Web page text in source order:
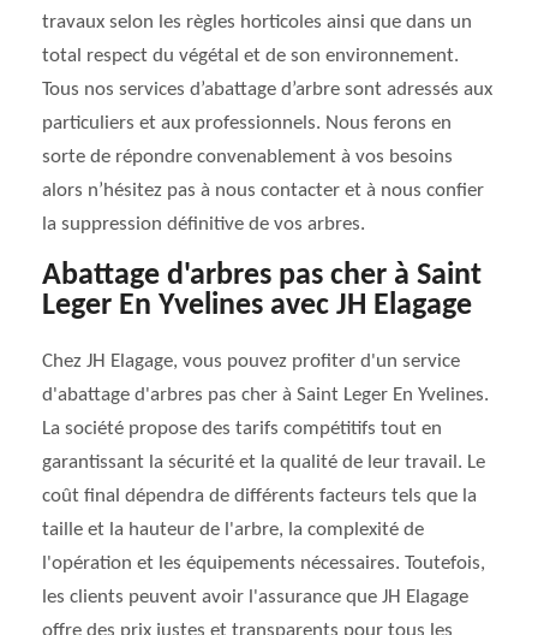
travaux selon les règles horticoles ainsi que dans un
total respect du végétal et de son environnement.
Tous nos services d’abattage d’arbre sont adressés aux
particuliers et aux professionnels. Nous ferons en
sorte de répondre convenablement à vos besoins
alors n’hésitez pas à nous contacter et à nous confier
la suppression définitive de vos arbres.
Abattage d'arbres pas cher à Saint
Leger En Yvelines avec JH Elagage
Chez JH Elagage, vous pouvez profiter d'un service
d'abattage d'arbres pas cher à Saint Leger En Yvelines.
La société propose des tarifs compétitifs tout en
garantissant la sécurité et la qualité de leur travail. Le
coût final dépendra de différents facteurs tels que la
taille et la hauteur de l'arbre, la complexité de
l'opération et les équipements nécessaires. Toutefois,
les clients peuvent avoir l'assurance que JH Elagage
offre des prix justes et transparents pour tous les